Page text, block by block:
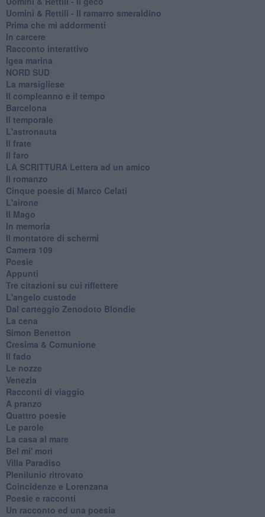
Uomini & Rettili - Il ramarro smeraldino
Prima che mi addormenti
In carcere
Racconto interattivo
Igea marina
​NORD SUD
La marsigliese
Il compleanno e il tempo
Barcelona
Il temporale
L'astronauta
Il frate
Il faro
​LA SCRITTURA Lettera ad un amico
Il romanzo
Cinque poesie di Marco Celati
L'airone
Il Mago
In memoria
Il montatore di schermi
Camera 109
Poesie
Appunti
Tre citazioni su cui riflettere
L'angelo custode
Dal carteggio Zenodoto Blondie
La cena
Simon Benetton
Cresima & Comunione
Il fado
Le nozze
Venezia
Racconti di viaggio
A pranzo
Quattro poesie
Le parole
La casa al mare
Bel mi' morì
Villa Paradiso
Plenilunio ritrovato
Coincidenze e Lorenzana
Poesie e racconti
Un racconto ed una poesia